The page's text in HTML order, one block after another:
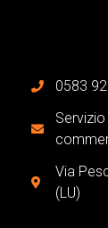
0583
Via
(LU)